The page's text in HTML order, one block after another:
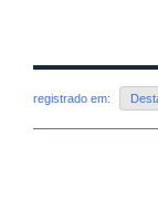
registrado em: